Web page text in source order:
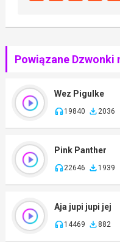
Powiązane Dzwonki
Wez Pigulke
19840 2036
Pink Panther
22646 1939
Aja jupi jupi jej
14469 882